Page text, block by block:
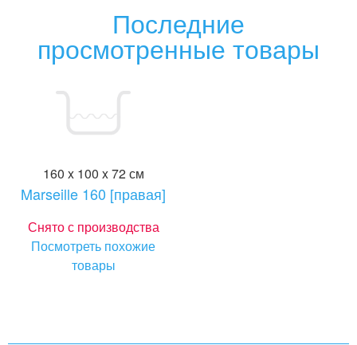
Последние
просмотренные товары
160 x 100 x 72 см
Marseille 160 [правая]
Снято с производства
Посмотреть похожие
товары